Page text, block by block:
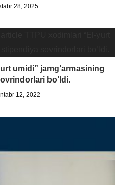
28, 2025
umidi” jamg’armasining
bo’ldi.
12, 2022